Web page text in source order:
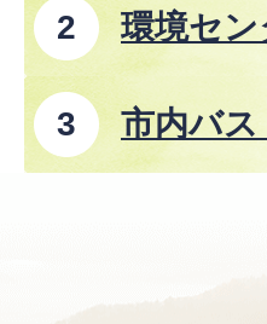
環境セ
市内バ
8年8月1